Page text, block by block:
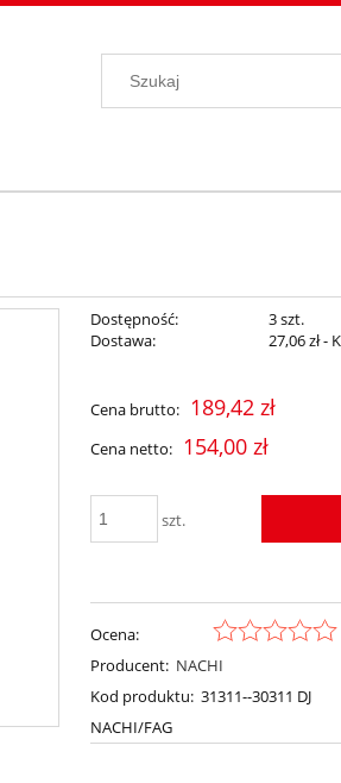
Dostępność:
3 szt.
Dostawa:
27,06 zł-
płatności
Cena brutto: 189,42 zł
Cena netto: 154,00 zł
szt.
Ocena:
Producent: NACHI
Kod produktu: 31311--30311 DJ
NACHI/FAG